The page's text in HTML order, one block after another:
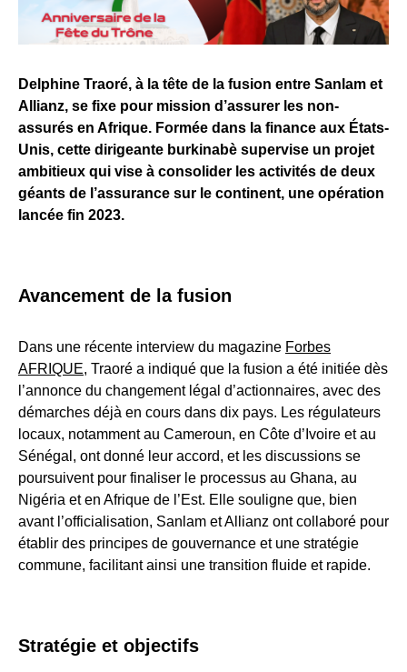
Delphine Traoré, à la tête de la fusion entre Sanlam et
Allianz, se fixe pour mission d’assurer les non-
assurés en Afrique. Formée dans la finance aux États-
Unis, cette dirigeante burkinabè supervise un projet
ambitieux qui vise à consolider les activités de deux
géants de l’assurance sur le continent, une opération
lancée fin 2023.
Avancement de la fusion
Dans une récente interview du magazine Forbes
AFRIQUE, Traoré a indiqué que la fusion a été initiée dès
l’annonce du changement légal d’actionnaires, avec des
démarches déjà en cours dans dix pays. Les régulateurs
locaux, notamment au Cameroun, en Côte d’Ivoire et au
Sénégal, ont donné leur accord, et les discussions se
poursuivent pour finaliser le processus au Ghana, au
Nigéria et en Afrique de l’Est. Elle souligne que, bien
avant l’officialisation, Sanlam et Allianz ont collaboré pour
établir des principes de gouvernance et une stratégie
commune, facilitant ainsi une transition fluide et rapide.
Stratégie et objectifs